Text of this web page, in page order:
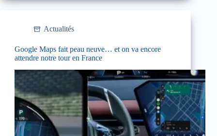
Actualités
Google Maps fait peau neuve… et on va encore
attendre notre tour en France